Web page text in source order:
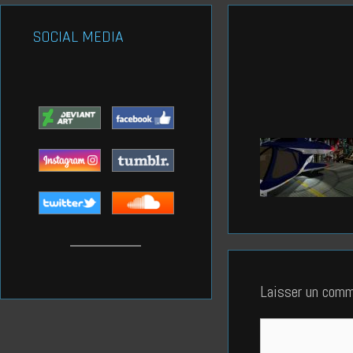
Laisser un
SOCIAL MEDIA